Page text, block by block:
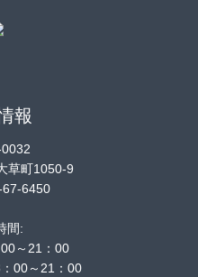
報
草町1050-9
6450
間:
～21：00
00～21：00